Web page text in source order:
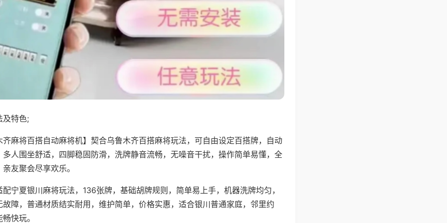
及特色;
齐麻将百搭自动麻将机】契合乌鲁木齐百搭麻将玩法，可自由设定百搭牌，自动
人围坐舒适，四脚稳固防滑，洗牌静音流畅，无噪音干扰，操作简单易懂，全
友聚会尽享欢乐。
宁夏银川麻将玩法，136张牌，基础胡牌规则，简单易上手，机器洗牌均匀，
障，普通材质结实耐用，维护简单，价格实惠，适合银川普通家庭，邻里约
快玩。